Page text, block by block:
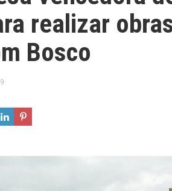
realizar
Bosco